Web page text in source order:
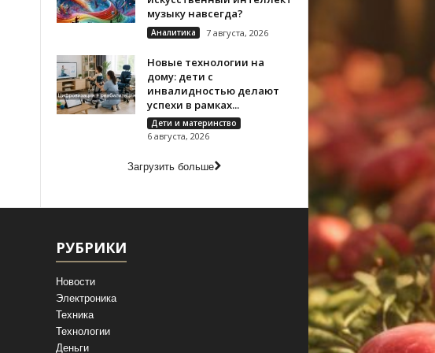
музыку навсегда?
Аналитика 7 августа, 2026
Новые технологии на
дому: дети с
инвалидностью делают
успехи в рамках...
Дети и материнство
6 августа, 2026
Загрузить больше
РУБРИКИ
Новости
Электроника
Техника
Технологии
Деньги